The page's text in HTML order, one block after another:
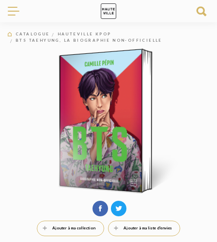
CATALOGUE
HAUTEVILLE KPOP
BTS TAEHYUNG, LA BIOGRAPHIE NON-OFFICIELLE
Ajouter à ma collection Ajouter à ma liste d'envies